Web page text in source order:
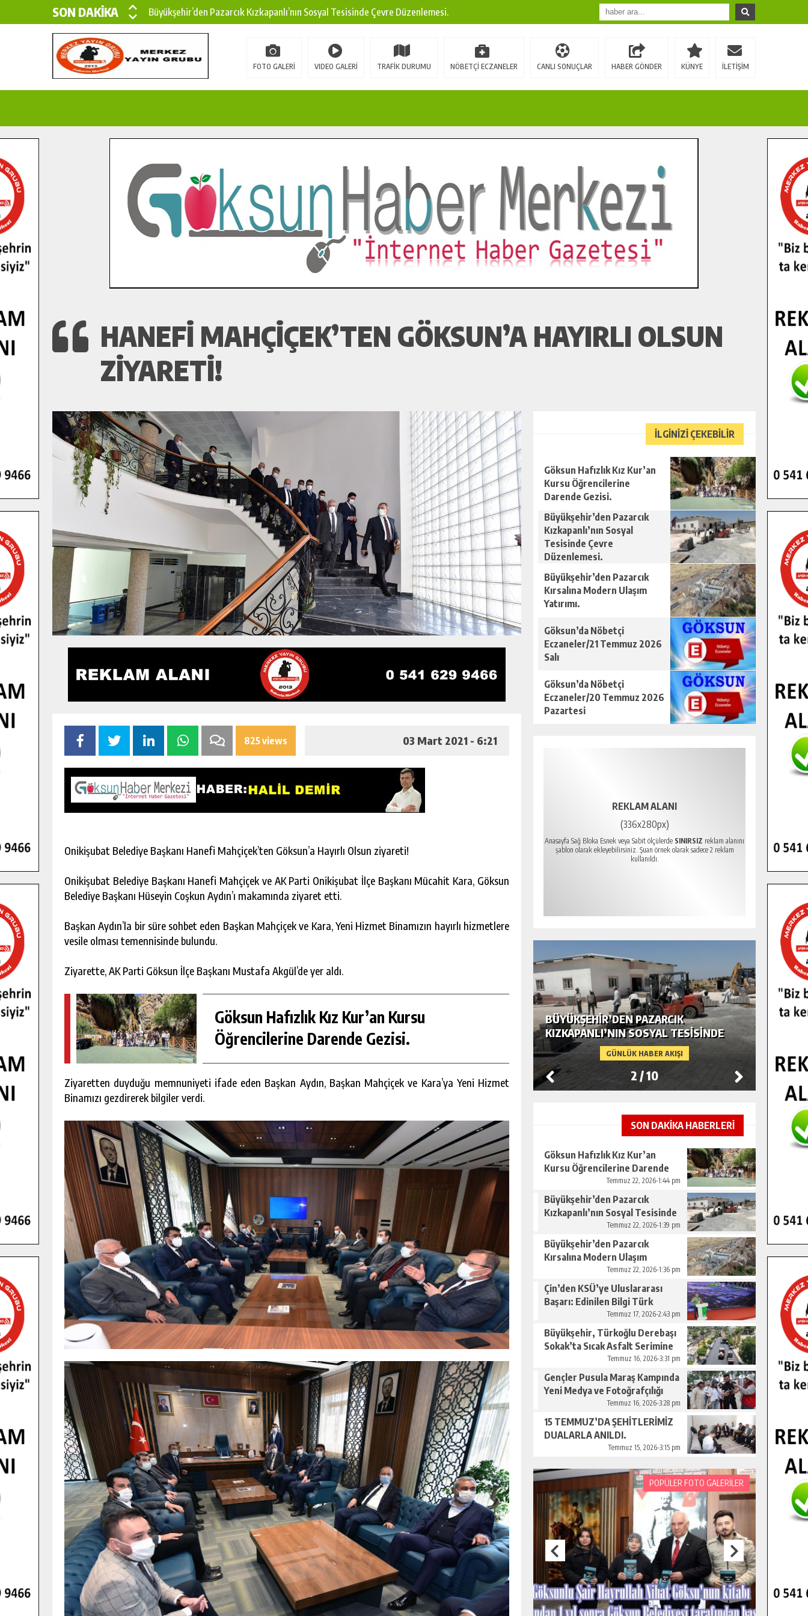
SON DAKİKA
Büyükşehir’den Pazarcık Kızkapanlı’nın Sosyal Tesisinde Çevre Düzenlemesi.
Büyükşehir’den Pazarcık Kırsalına Modern Ulaşım Yatırımı.
Çin’den KSÜ’ye Uluslararası Başarı: Edinilen Bilgi Türk Tarımına Katkı Sağlayacak.
İlçe Jandarma Komutanı Karakaya’dan Başkan Cüce’ye Veda Ziyareti.
Bertiz’in Yeni Köprüsünde Sona Doğru.
FOTO GALERİ VIDEO GALERİ TRAFİK DURUMU NÖBETÇİ ECZANELER CANLI SONUÇLAR HABER GÖNDER KÜNYE İLETİŞİM
HANEFI MAHÇIÇEK’TEN GÖKSUN’A HAYIRLI OLSUN
ZIYARETI!
825 views 03 Mart 2021 - 6:21
Onikişubat Belediye Başkanı Hanefi Mahçiçek’ten Göksun’a Hayırlı Olsun ziyareti!
Onikişubat Belediye Başkanı Hanefi Mahçiçek ve AK Parti Onikişubat İlçe Başkanı Mücahit Kara, Göksun
Belediye Başkanı Hüseyin Coşkun Aydın’ı makamında ziyaret etti.
Başkan Aydın’la bir süre sohbet eden Başkan Mahçiçek ve Kara, Yeni Hizmet Binamızın hayırlı hizmetlere
vesile olması temennisinde bulundu.
Ziyarette, AK Parti Göksun İlçe Başkanı Mustafa Akgül’de yer aldı.
Göksun Hafızlık Kız Kur’an Kursu
Öğrencilerine Darende Gezisi.
Ziyaretten duyduğu memnuniyeti ifade eden Başkan Aydın, Başkan Mahçiçek ve Kara’ya Yeni Hizmet
Binamızı gezdirerek bilgiler verdi.
İLGİNİZİ ÇEKEBİLİR
Göksun Hafızlık Kız Kur’an
Kursu Öğrencilerine
Darende Gezisi.
Büyükşehir’den Pazarcık
Kızkapanlı’nın Sosyal
Tesisinde Çevre
Düzenlemesi.
Büyükşehir’den Pazarcık
Kırsalına Modern Ulaşım
Yatırımı.
Göksun’da Nöbetçi
Eczaneler/21 Temmuz 2026
Salı
Göksun’da Nöbetçi
Eczaneler/20 Temmuz 2026
Pazartesi
REKLAM ALANI
(336x280px)
Anasayfa Sağ Bloka Esnek veya Sabit ölçülerde SINIRSIZ reklam alanını
şablon olarak ekleyebilirsiniz. Şuan örnek olarak sadece 2 reklam
kullanıldı.
GÜNLÜK HABER AKIŞI
GENÇLER PUSULA MARAŞ KAMPINDA
YENI MEDYA VE FOTOĞRAFÇILIĞI
KEŞFETTI.
GÖKSUN HAFIZLIK KIZ KUR’AN KURSU
ÖĞRENCILERINE DARENDE GEZISI.
GÜNLÜK HABER AKIŞI
BÜYÜKŞEHIR’DEN PAZARCIK
KIZKAPANLI’NIN SOSYAL TESISINDE
ÇEVRE DÜZENLEMESI.
2 /10
SON DAKİKA HABERLERİ
Göksun Hafızlık Kız Kur’an
Kursu Öğrencilerine Darende
Temmuz 22, 2026-1:44 pm
Büyükşehir’den Pazarcık
Kızkapanlı’nın Sosyal Tesisinde
Çevre Düzenlemesi.Temmuz 22, 2026-1:39 pm
Büyükşehir’den Pazarcık
Kırsalına Modern Ulaşım
Temmuz 22, 2026-1:36 pm
Çin’den KSÜ’ye Uluslararası
Başarı: Edinilen Bilgi Türk
Tarımına Katkı Sağlayacak.
Temmuz 17, 2026-2:43 pm
Büyükşehir, Türkoğlu Derebaşı
Sokak’ta Sıcak Asfalt Serimine
Temmuz 16, 2026-3:31 pm
Gençler Pusula Maraş Kampında
Yeni Medya ve Fotoğrafçılığı
Temmuz 16, 2026-3:28 pm
15 TEMMUZ’DA ŞEHİTLERİMİZ
DUALARLA ANILDI.
Temmuz 15, 2026-3:15 pm
POPÜLER FOTO GALERİLER